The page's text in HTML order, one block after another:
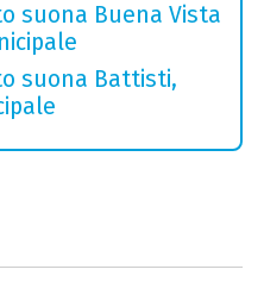
suona Buena Vista
suona Battisti,